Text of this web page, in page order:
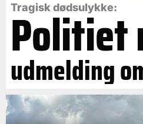
Tragisk dødsulykke:
Politiet
udmelding